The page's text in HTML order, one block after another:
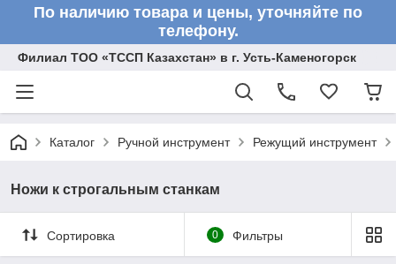
По наличию товара и цены, уточняйте по
телефону.
Филиал ТОО «ТССП Казахстан» в г. Усть-Каменогорск
Каталог Ручной инструмент Режущий инструмент
Ножи к строгальным станкам
Сортировка 0 Фильтры